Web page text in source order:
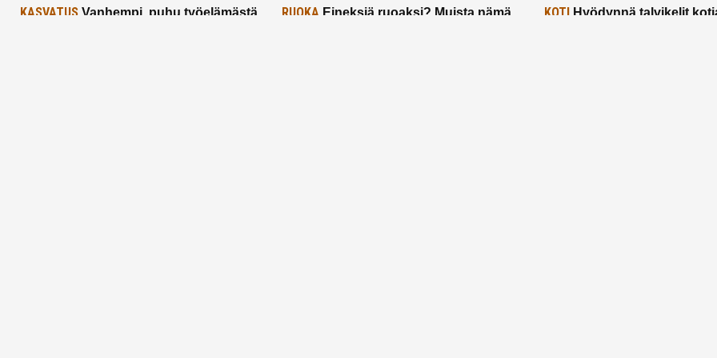
KASVATUS Vanhempi, puhu työelämästä
RUOKA Eineksiä ruoaksi? Muista nämä
KOTIHyödynnä talvikelit